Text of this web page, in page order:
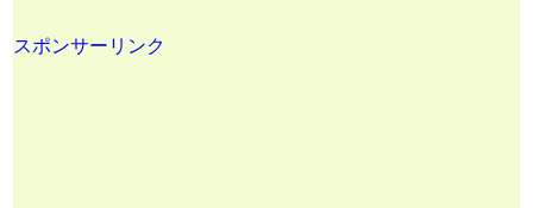
スポンサーリンク